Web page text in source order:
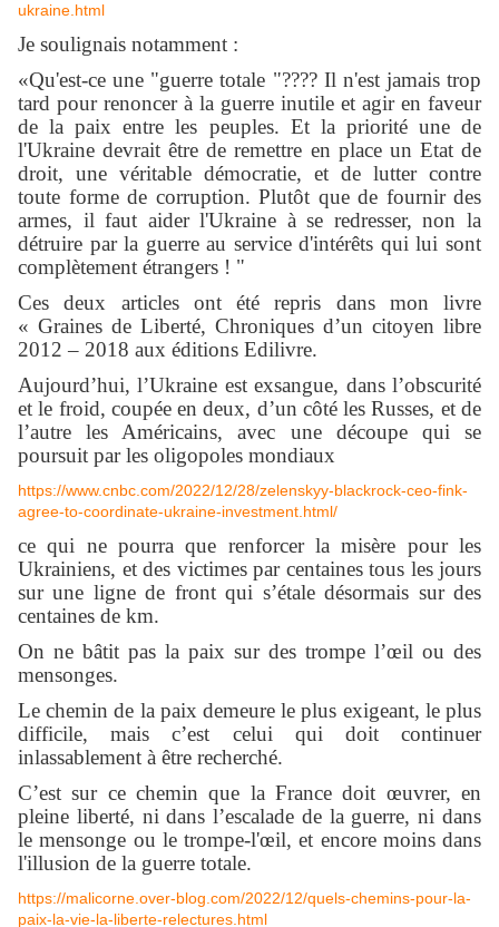
ukraine.html
Je soulignais notamment :
«Qu'est-ce une "guerre totale "???? Il n'est jamais trop
tard pour renoncer à la guerre inutile et agir en faveur
de la paix entre les peuples. Et la priorité une de
l'Ukraine devrait être de remettre en place un Etat de
droit, une véritable démocratie, et de lutter contre
toute forme de corruption. Plutôt que de fournir des
armes, il faut aider l'Ukraine à se redresser, non la
détruire par la guerre au service d'intérêts qui lui sont
complètement étrangers ! "
Ces deux articles ont été repris dans mon livre
« Graines de Liberté, Chroniques d’un citoyen libre
2012 – 2018 aux éditions Edilivre.
Aujourd’hui, l’Ukraine est exsangue, dans l’obscurité
et le froid, coupée en deux, d’un côté les Russes, et de
l’autre les Américains, avec une découpe qui se
poursuit par les oligopoles mondiaux
https://www.cnbc.com/2022/12/28/zelenskyy-blackrock-ceo-fink-
agree-to-coordinate-ukraine-investment.html/
ce qui ne pourra que renforcer la misère pour les
Ukrainiens, et des victimes par centaines tous les jours
sur une ligne de front qui s’étale désormais sur des
centaines de km.
On ne bâtit pas la paix sur des trompe l’œil ou des
mensonges.
Le chemin de la paix demeure le plus exigeant, le plus
difficile, mais c’est celui qui doit continuer
inlassablement à être recherché.
C’est sur ce chemin que la France doit œuvrer, en
pleine liberté, ni dans l’escalade de la guerre, ni dans
le mensonge ou le trompe-l'œil, et encore moins dans
l'illusion de la guerre totale.
https://malicorne.over-blog.com/2022/12/quels-chemins-pour-la-
paix-la-vie-la-liberte-relectures.html